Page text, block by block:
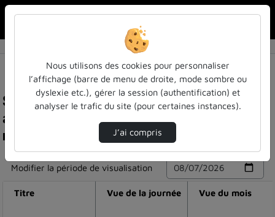
Statistiques de visualisation de la vidéo 1918 :
année décisive de la guerre - cours n°1 - thème
n°4 - mooc verdun #2
Modifier la période de visualisation
Titre Vue de la journée Vue du mois
Nous utilisons des cookies pour personnaliser
l’affichage (barre de menu de droite, mode sombre ou
dyslexie etc.), gérer la session (authentification) et
analyser le trafic du site (pour certaines instances).
J’ai compris